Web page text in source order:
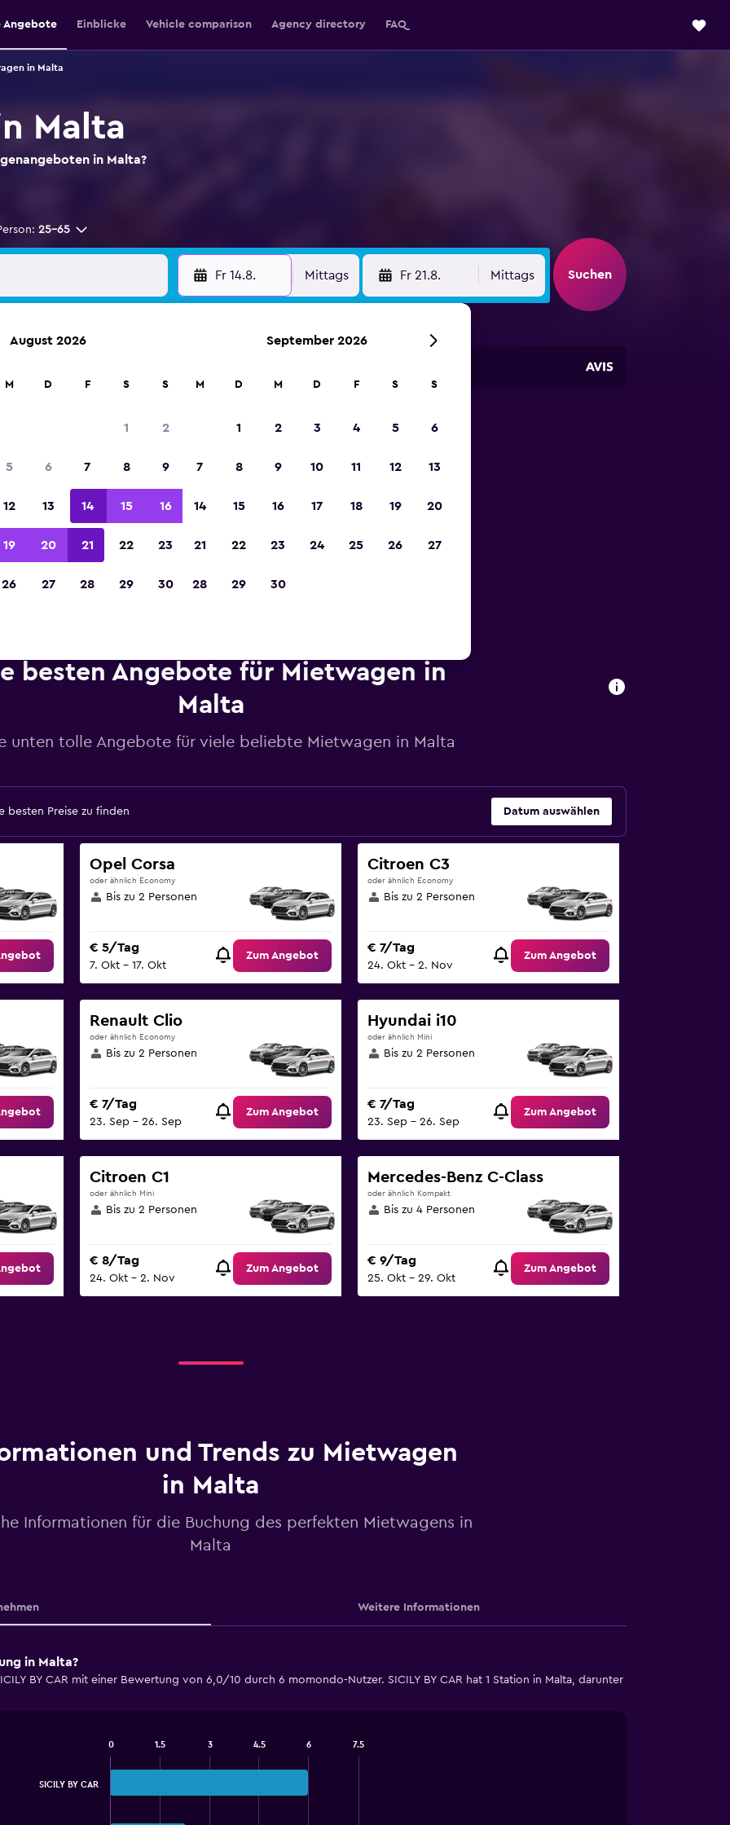
Angebote Einblicke Vehicle comparison Agency directory FAQ
in Malta
Malta
in Malta?
25-65
Fr 14.8. Mittags Fr 21.8. Mittags Suchen
Sieger 2023 gekürt
besten Angebote für Mietwagen in
Malta
unten tolle Angebote für viele beliebte Mietwagen in Malta
besten Preise zu finden Datum auswählen
Opel Corsa
oder ähnlich Economy
Bis zu 2 Personen
€ 5/Tag
7. Okt – 17. Okt
Zum Angebot
Citroen C3
oder ähnlich Economy
Bis zu 2 Personen
€ 7/Tag
24. Okt – 2. Nov
Zum Angebot
Renault Clio
oder ähnlich Economy
Bis zu 2 Personen
€ 7/Tag
23. Sep – 26. Sep
Zum Angebot
Hyundai i10
oder ähnlich Mini
Bis zu 2 Personen
€ 7/Tag
23. Sep – 26. Sep
Zum Angebot
Citroen C1
oder ähnlich Mini
Bis zu 2 Personen
€ 8/Tag
24. Okt – 2. Nov
Zum Angebot
Mercedes-Benz C-Class
oder ähnlich Kompakt
Bis zu 4 Personen
€ 9/Tag
25. Okt – 29. Okt
Zum Angebot
und Trends zu Mietwagen
in Malta
Informationen für die Buchung des perfekten Mietwagens in
Malta
Weitere Informationen
in Malta?
BY CAR mit einer Bewertung von 6,0/10 durch 6 momondo-Nutzer. SICILY BY CAR hat 1 Station in Malta, darunter
with
SICILY BY CAR
0 1.5 3 4.5 6 7.5
August 2026
M D F S S
1 2
5 6 7 8 9
12 13 14 15 16
19 20 21 22 23
26 27 28 29 30
September 2026
M D M D F S S
1 2 3 4 5 6
7 8 9 10 11 12 13
14 15 16 17 18 19 20
21 22 23 24 25 26 27
28 29 30